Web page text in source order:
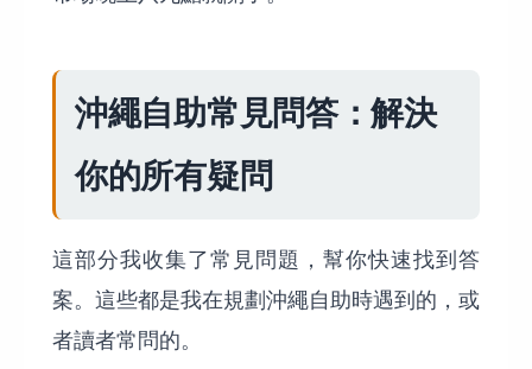
沖繩自助常見問答：解決
你的所有疑問
這部分我收集了常見問題，幫你快速找到答
案。這些都是我在規劃沖繩自助時遇到的，或
者讀者常問的。